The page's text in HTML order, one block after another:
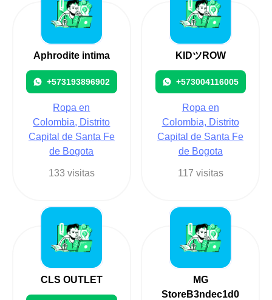
Aphrodite intima
+573193896902
Ropa en
Colombia, Distrito
Capital de Santa Fe
de Bogota
133 visitas
KIDツROW
+573004116005
Ropa en
Colombia, Distrito
Capital de Santa Fe
de Bogota
117 visitas
CLS OUTLET
MG
StoreB3ndec1d0